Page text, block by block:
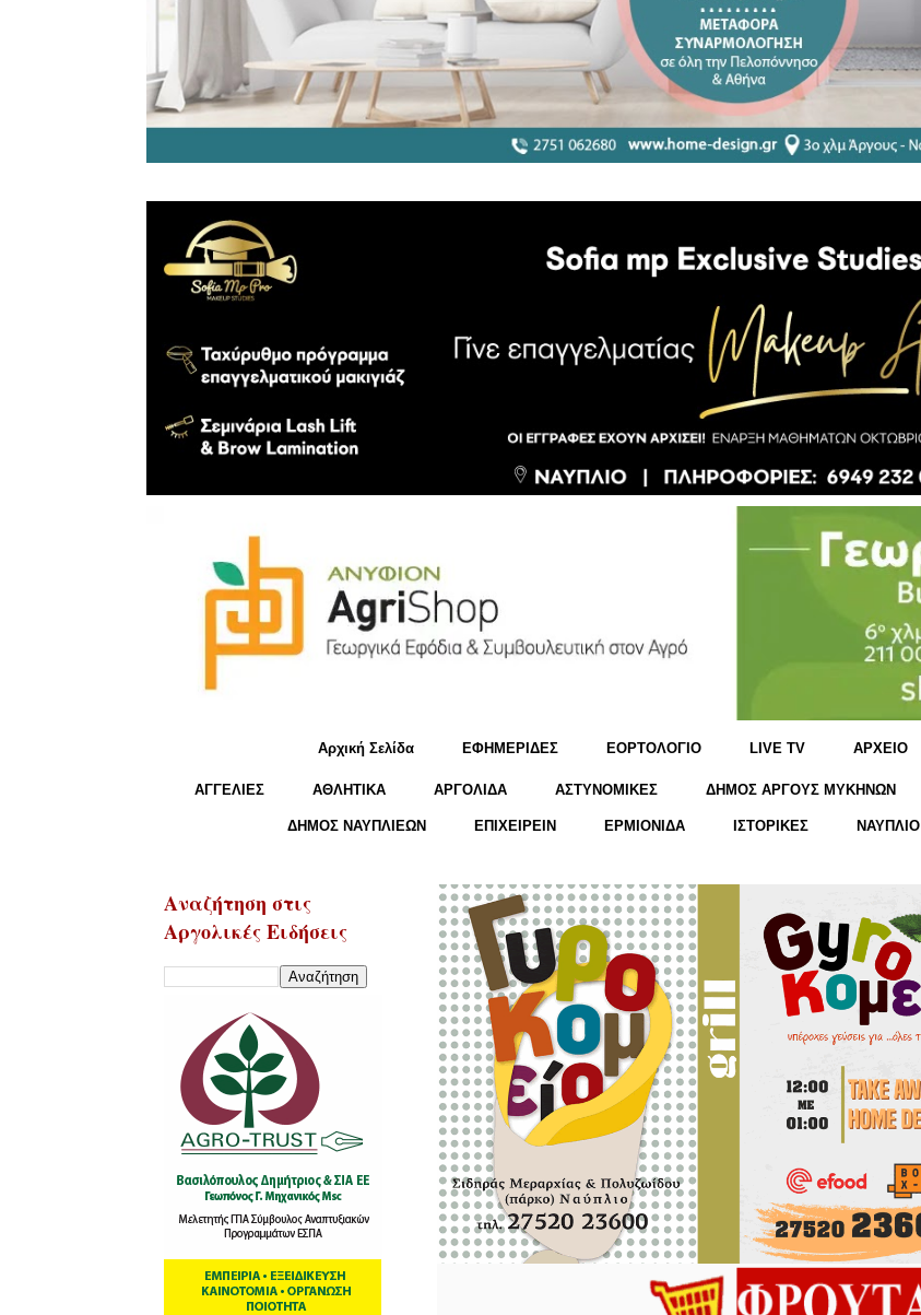
Αρχική Σελίδα ΕΦΗΜΕΡΙΔΕΣ ΕΟΡΤΟΛΟΓΙΟ LIVE TV ΑΡΧΕΙΟ
ΑΓΓΕΛΙΕΣ ΑΘΛΗΤΙΚΑ ΑΡΓΟΛΙΔΑ ΑΣΤΥΝΟΜΙΚΕΣ ΔΗΜΟΣ ΑΡΓΟΥΣ ΜΥΚΗΝΩΝ
ΔΗΜΟΣ ΝΑΥΠΛΙΕΩΝ ΕΠΙΧΕΙΡΕΙΝ ΕΡΜΙΟΝΙΔΑ ΙΣΤΟΡΙΚΕΣ ΝΑΥΠΛΙΟ
Αναζήτηση στις
Αργολικές Ειδήσεις